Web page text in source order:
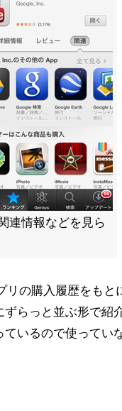
連情報などを見ら
の購入履歴をも
らっと並ぶ形で紹
いるので使ってい